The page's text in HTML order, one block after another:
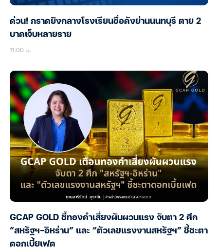
ด่วน! กราดยิงกลางโรงเรียนชื่อดังย่านนนทบุรี ตาย 2
บาดเจ็บหลายราย
11:00 น.
GCAP GOLD ชี้ทองคำเสี่ยงผันผวนแรง จับตา 2 ศึก
“สหรัฐฯ-อิหร่าน” และ “ตัวเลขแรงงานสหรัฐฯ” ชี้ชะตา
ดอกเบี้ยเฟด